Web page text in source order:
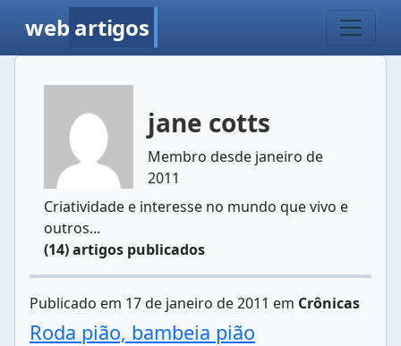
web artigos
jane cotts
Membro desde janeiro de
2011
Criatividade e interesse no mundo que vivo e
outros...
(14) artigos publicados
Publicado em 17 de janeiro de 2011 em Crônicas
Roda pião, bambeia pião